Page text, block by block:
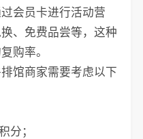
会员卡进行活动营
、免费品尝等，这种
购率。
馆商家需要考虑以下
；